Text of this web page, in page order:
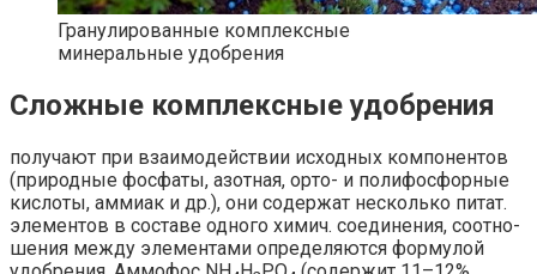
Гранулированные комплексные
минеральные удобрения
Сложные комплексные удобрения
по­лу­ча­ют при взаи­мо­дей­ст­вии ис­ход­ных ком­по­нен­тов
(при­род­ные фос­фа­ты, азот­ная, ор­то- и по­ли­фос­фор­ные
ки­сло­ты, ам­ми­ак и др.), они со­дер­жат нес­коль­ко пи­тат.
эле­мен­тов в со­ста­ве од­но­го хи­мич. со­еди­не­ния, со­от­но­
ше­ния ме­ж­ду эле­мен­та­ми оп­ре­де­ля­ют­ся фор­му­лой